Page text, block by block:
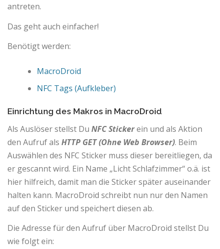
antreten.
Das geht auch einfacher!
Benötigt werden:
MacroDroid
NFC Tags (Aufkleber)
Einrichtung des Makros in MacroDroid
Als Auslöser stellst Du NFC Stickerein und als Aktion
den Aufruf als HTTP GET (Ohne Web Browser). Beim
Auswählen des NFC Sticker muss dieser bereitliegen, da
er gescannt wird. Ein Name „Licht Schlafzimmer“ o.ä. ist
hier hilfreich, damit man die Sticker später auseinander
halten kann. MacroDroid schreibt nun nur den Namen
auf den Sticker und speichert diesen ab.
Die Adresse für den Aufruf über MacroDroid stellst Du
wie folgt ein: